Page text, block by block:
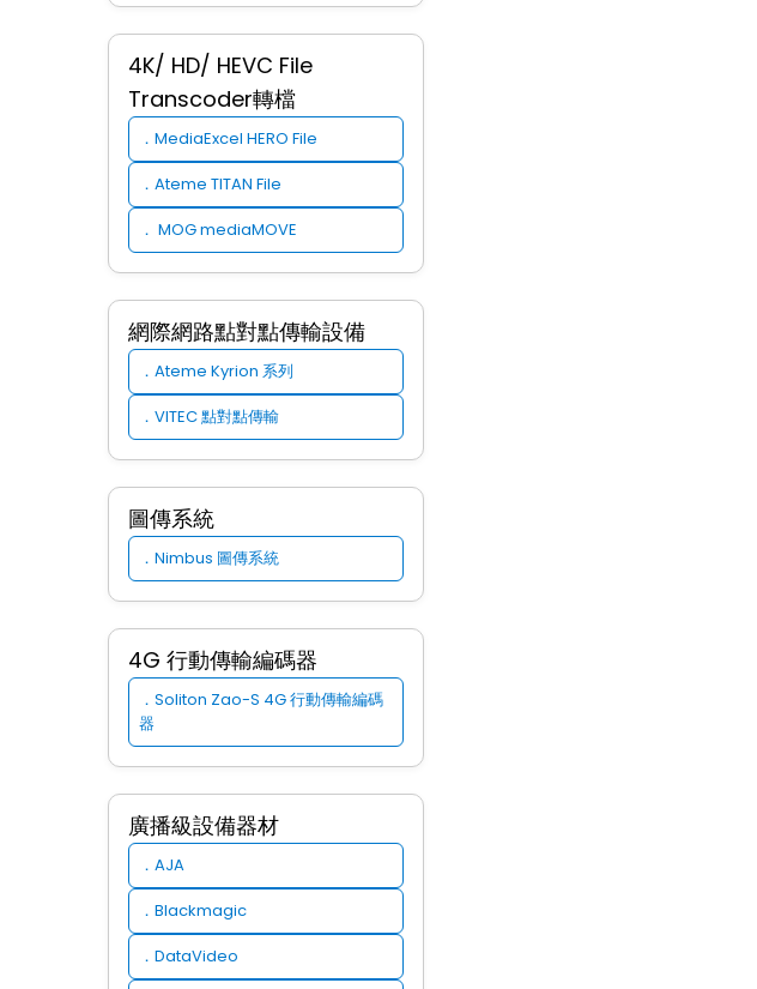
4K/ HD/ HEVC File
Transcoder轉檔
． MediaExcel HERO File
． Ateme TITAN File
． MOG mediaMOVE
網際網路點對點傳輸設備
． Ateme Kyrion 系列
． VITEC 點對點傳輸
圖傳系統
．Nimbus 圖傳系統
4G 行動傳輸編碼器
． Soliton Zao-S 4G 行動傳輸編碼
器
廣播級設備器材
． AJA
． Blackmagic
． DataVideo